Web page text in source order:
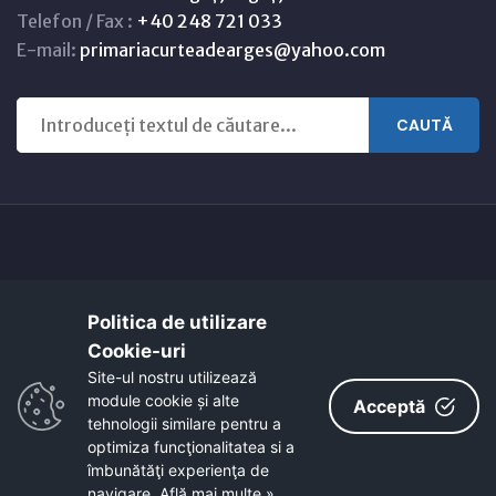
Telefon / Fax : +40 248 721 033
E-mail: primariacurteadearges@yahoo.com
CAUTĂ
Harta orasului
Link-uri utile
EcoActive: Citizens for a Sustainable Europe
EcoActive: Citizens for a Sustainable Europe - Santiago
Politica de utilizare
Cookie-uri‎
Site-ul nostru utilizează
module cookie și alte
tehnologii similare pentru a
optimiza funcţionalitatea si a
îmbunătăţi experienţa de
Acceptă